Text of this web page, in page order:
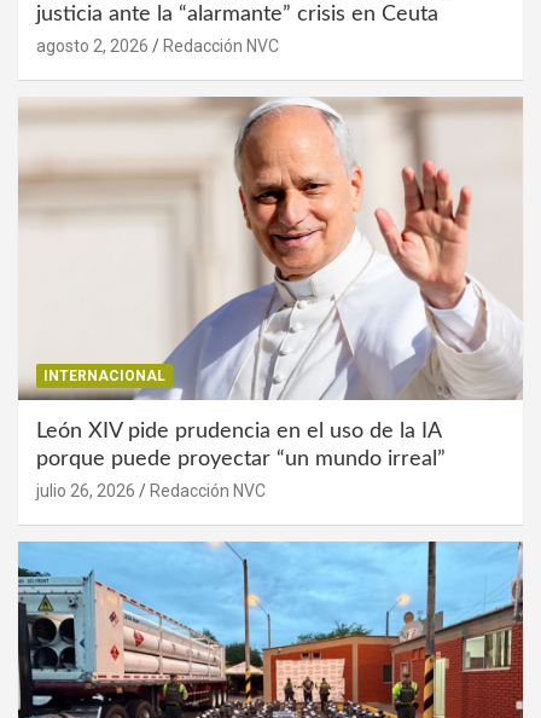
justicia ante la “alarmante” crisis en Ceuta
agosto 2, 2026 Redacción NVC
INTERNACIONAL
León XIV pide prudencia en el uso de la IA
porque puede proyectar “un mundo irreal”
julio 26, 2026 Redacción NVC